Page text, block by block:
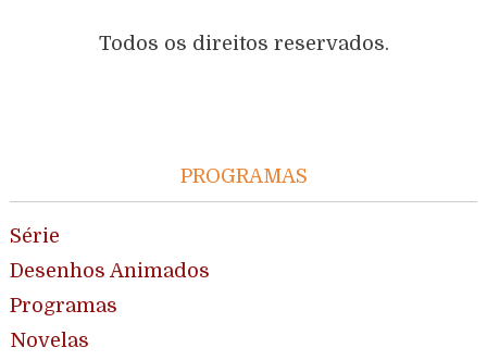
Todos os direitos reservados.
PROGRAMAS
Série
Desenhos Animados
Programas
Novelas